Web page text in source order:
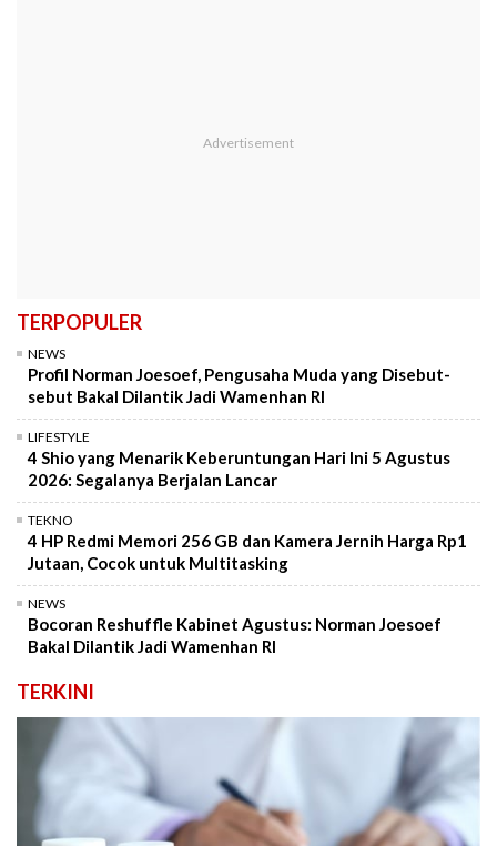
TERPOPULER
NEWS
Profil Norman Joesoef, Pengusaha Muda yang Disebut-
sebut Bakal Dilantik Jadi Wamenhan RI
LIFESTYLE
4 Shio yang Menarik Keberuntungan Hari Ini 5 Agustus
2026: Segalanya Berjalan Lancar
TEKNO
4 HP Redmi Memori 256 GB dan Kamera Jernih Harga Rp1
Jutaan, Cocok untuk Multitasking
NEWS
Bocoran Reshuffle Kabinet Agustus: Norman Joesoef
Bakal Dilantik Jadi Wamenhan RI
TERKINI